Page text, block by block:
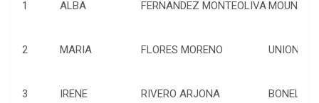
1 ALBA FERNANDEZ MONTEOLIVA
2 MARIA FLORES MORENO UNION
3 IRENE RIVERO ARJONA BONELA